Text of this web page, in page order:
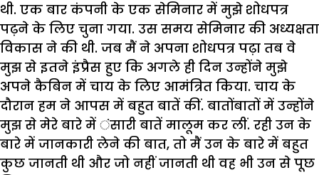
थी. एक बार कंपनी के एक सेमिनार में मुझे शोधपत्र
पढ़ने के लिए चुना गया. उस समय सेमिनार की अध्यक्षता
विकास ने की थी. जब मैं ने अपना शोधपत्र पढ़ा तब वे
मुझ से इतने इंप्रैस हुए कि अगले ही दिन उन्होंने मुझे
अपने कैबिन में चाय के लिए आमंत्रित किया. चाय के
दौरान हम ने आपस में बहुत बातें कीं. बातोंबातों में उन्होंने
मुझ से मेरे बारे में ंसारी बातें मालूम कर लीं. रही उन के
बारे में जानकारी लेने की बात, तो मैं उन के बारे में बहुत
कुछ जानती थी और जो नहीं जानती थी वह भी उन से पूछ